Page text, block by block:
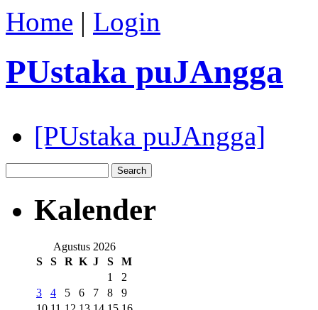
Home | Login
PUstaka puJAngga
[PUstaka puJAngga]
Kalender
Agustus 2026
S
S R K J S
M
1
2
3
4 5 6 7 8
9